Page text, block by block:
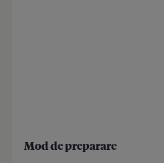
Mod de preparare